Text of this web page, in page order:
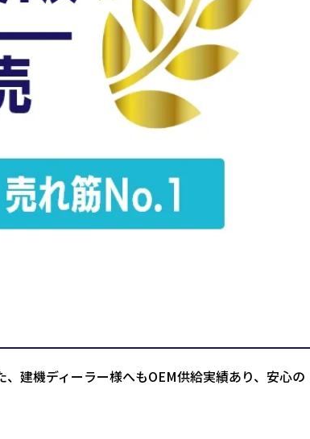
建機ディーラー様へもOEM供給実績あり、安心の